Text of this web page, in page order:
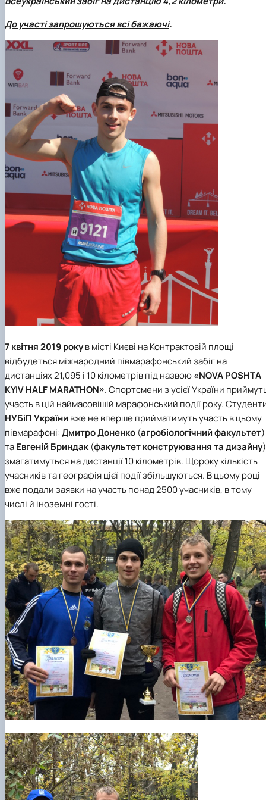
Вибіркові дисципліни
Гостьові лекції
Атестація здобувачів
Результати анкетування
Акредитація
Договори про співпрацю
До участі запрошуються всі бажаючі.
7 квітня 2019 рокув місті Києві на Контрактовій площі
відбудеться міжнародний півмарафонський забіг на
дистанціях 21,095 і 10 кілометрів під назвою«NOVA POSHTA
KYIV HALF MARATHON». Спортсмени з усієї України
участь в цій наймасовішій марафонський події року.
НУБіП України вже не вперше прийматимуть участь в цьому
півмарафоні:Дмитро Доненко (агробіологічний факультет)
таЕвгеній Бриндак (факультет конструювання та дизайну)
змагатимуться на дистанції 10 кілометрів. Щороку кількість
учасників та географія цієї події збільшуються. В цьому році
вже подали заявки на участь понад 2500 учасників, в тому
числі й іноземні гості.